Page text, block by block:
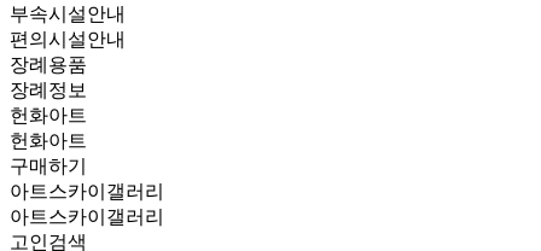
부속시설안내
편의시설안내
장례용품
장례정보
헌화아트
헌화아트
구매하기
아트스카이갤러리
아트스카이갤러리
고인검색